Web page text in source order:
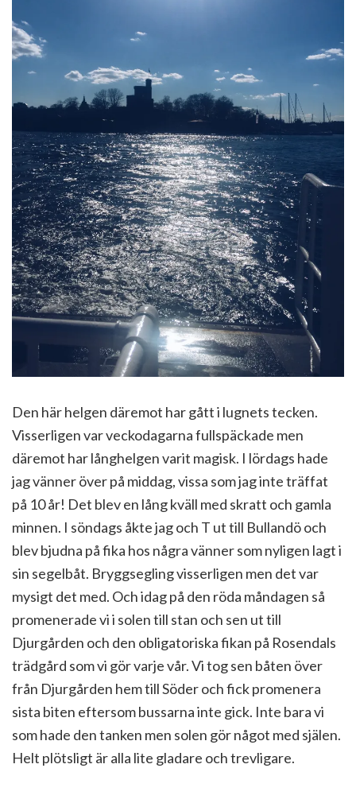
Den här helgen däremot har gått i lugnets tecken.
Visserligen var veckodagarna fullspäckade men
däremot har långhelgen varit magisk. I lördags hade
jag vänner över på middag, vissa som jag inte träffat
på 10 år! Det blev en lång kväll med skratt och gamla
minnen. I söndags åkte jag och T ut till Bullandö och
blev bjudna på fika hos några vänner som nyligen lagt i
sin segelbåt. Bryggsegling visserligen men det var
mysigt det med. Och idag på den röda måndagen så
promenerade vi i solen till stan och sen ut till
Djurgården och den obligatoriska fikan på Rosendals
trädgård som vi gör varje vår. Vi tog sen båten över
från Djurgården hem till Söder och fick promenera
sista biten eftersom bussarna inte gick. Inte bara vi
som hade den tanken men solen gör något med själen.
Helt plötsligt är alla lite gladare och trevligare.